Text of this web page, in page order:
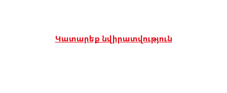
Կատարեք նվիրատվություն